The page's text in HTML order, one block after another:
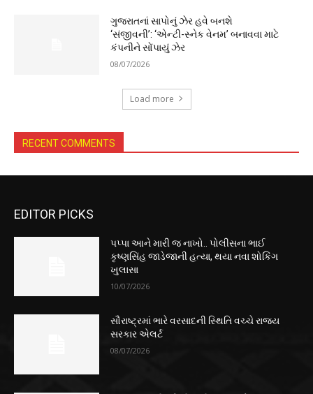
ગુજરાતનાં સાપોનું ઝેર હવે બનશે
‘સંજીવની’: ‘એન્ટી-સ્નેક વેનમ’ બનાવવા માટે
કંપનીને સોંપાયું ઝેર
08/07/2026
Load more
RECENT COMMENTS
EDITOR PICKS
પપ્પા આને મારી જ નાખો.. પોલીસના ભાઈ
કૃષ્ણસિંહ જાડેજાની હત્યા, થયા નવા શોકિંગ
ખુલાસા
10/07/2026
સૌરાષ્ટ્રમાં ભારે વરસાદની સ્થિતિ વચ્ચે રાજ્ય
સરકાર એલર્ટ
08/07/2026